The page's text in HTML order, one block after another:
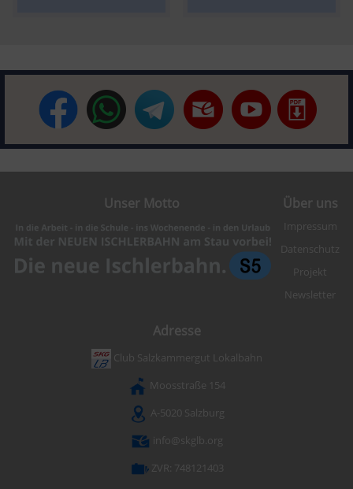
Unser Motto Über uns
Impressum
Datenschutz
Projekt
Newsletter
Adresse
Club Salzkammergut Lokalbahn
Moosstraße 154
A-5020 Salzburg
info@skglb.org
ZVR: 748121403